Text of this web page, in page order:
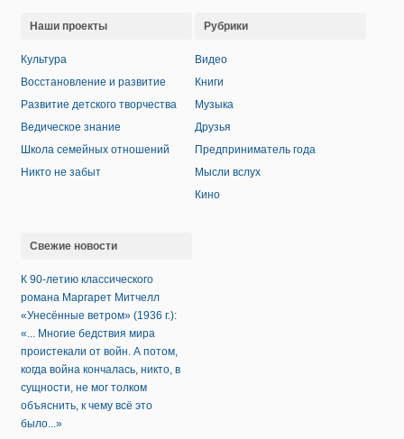
Наши проекты
Культура
Восстановление и развитие
Развитие детского творчества
Ведическое знание
Школа семейных отношений
Никто не забыт
Рубрики
Видео
Книги
Музыка
Друзья
Предприниматель года
Мысли вслух
Кино
Свежие новости
К 90-летию классического
романа Маргарет Митчелл
«Унесённые ветром» (1936 г.):
«... Многие бедствия мира
проистекали от войн. А потом,
когда война кончалась, никто, в
сущности, не мог толком
объяснить, к чему всё это
было...»